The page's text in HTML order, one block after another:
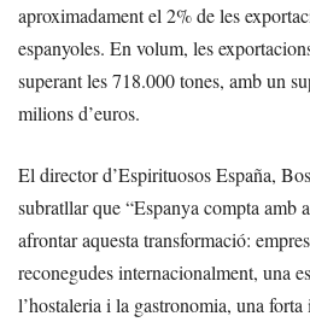
aproximadament el 2% de les
espanyoles. En volum, les
superant les 718.000 tones, amb un
milions d’euros.
El director d’Espirituosos España,
subratllar que “Espanya compta amb
afrontar aquesta transformació:
reconegudes internacionalment, una
l’hostaleria i la gastronomia, una